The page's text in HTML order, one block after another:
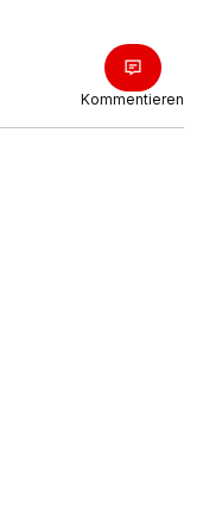
Kommentieren